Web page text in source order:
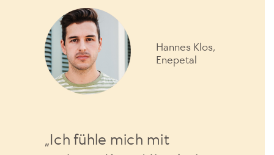
Hannes Klos,
Enepetal
„Ich fühle mich mit